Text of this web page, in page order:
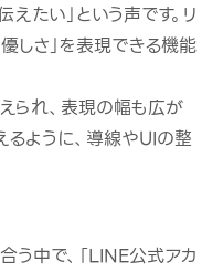
たい」という声です。リ
しさ」を表現できる機能
られ、表現の幅も広が
るように、導線やUIの整
う中で、「LINE公式アカ